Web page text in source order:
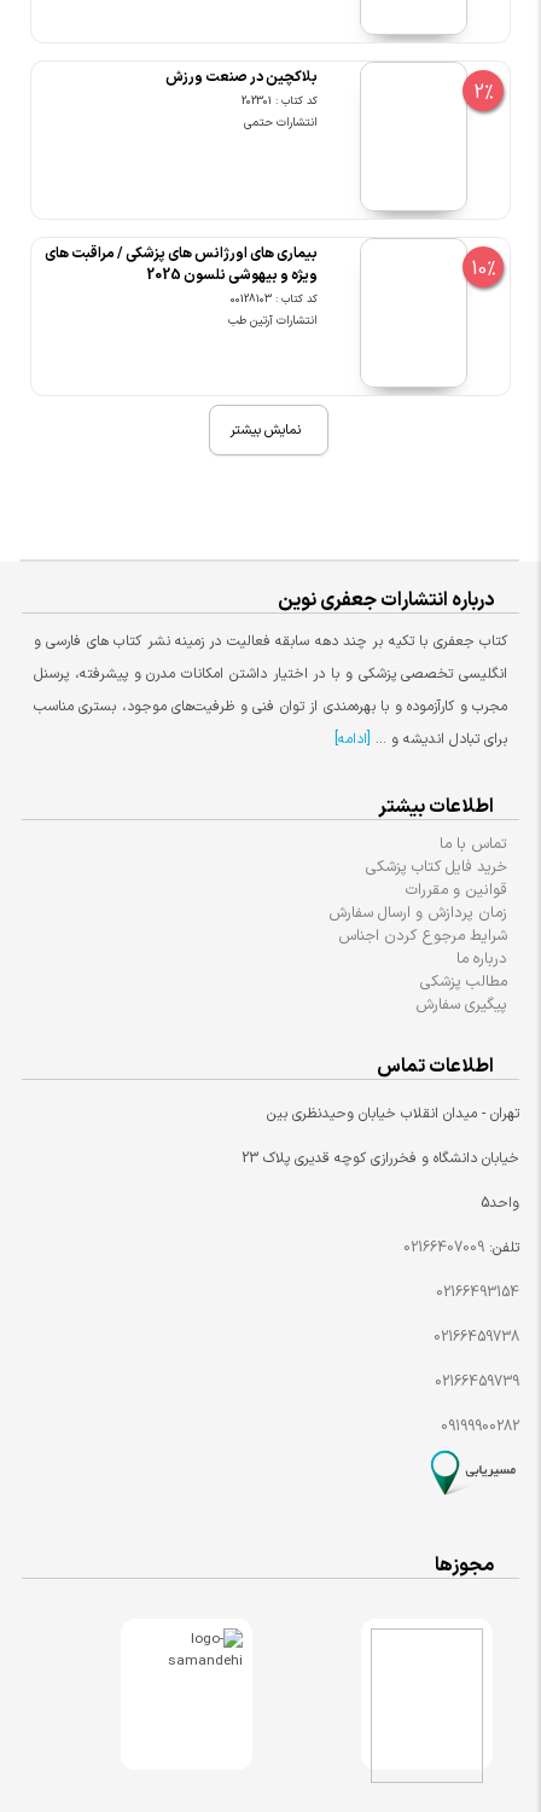
2%
بلاکچین در صنعت ورزش
کد کتاب : 202301
انتشارات حتمی
10%
بیماری های اورژانس های پزشکی / مراقبت های
ویژه و بیهوشی نلسون 2025
کد کتاب : 00128103
انتشارات آرتین طب
نمایش بیشتر
درباره انتشارات جعفری نوین
کتاب جعفری با تکیه بر چند دهه سابقه فعالیت در زمینه نشر کتاب های فارسی و
انگلیسی تخصصی پزشکی و با در اختیار داشتن امکانات مدرن و پیشرفته، پرسنل
مجرب و کارآزموده و با بهره‌مندی از توان فنی و ظرفیت‌های موجود، بستری مناسب
برای تبادل اندیشه و ... [ادامه]
اطلاعات بیشتر
تماس با ما
خرید فایل کتاب پزشکی
قوانین و مقررات
زمان پردازش و ارسال سفارش
شرایط مرجوع کردن اجناس
درباره ما
مطالب پزشکی
پیگیری سفارش
اطلاعات تماس
تهران - میدان انقلاب خیابان وحیدنظری بین
خیابان دانشگاه و فخررازی کوچه قدیری پلاک 23
واحد5
تلفن: 02166407009
02166493154
02166459738
02166459739
09199900282
مجوزها